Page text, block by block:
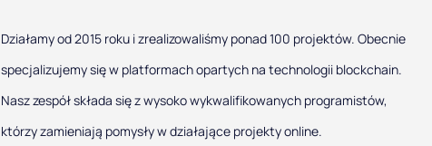
Działamy od 2015 roku i zrealizowaliśmy ponad 100 projektów. Obecnie
specjalizujemy się w platformach opartych na technologii blockchain.
Nasz zespół składa się z wysoko wykwalifikowanych programistów,
którzy zamieniają pomysły w działające projekty online.